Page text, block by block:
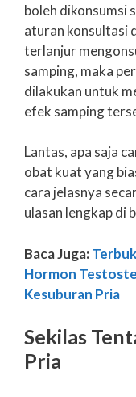
boleh dikonsumsi
aturan konsultasi
terlanjur
samping, maka
dilakukan untuk
efek samping
Lantas, apa saja
obat kuat yang
cara jelasnya
ulasan lengkap di
Baca Juga:
Hormon
Kesuburan Pria
Sekilas
Pria